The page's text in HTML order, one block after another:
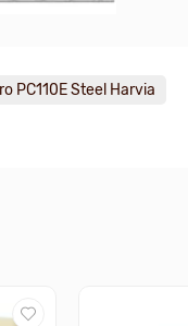
PC110E Steel Harvia